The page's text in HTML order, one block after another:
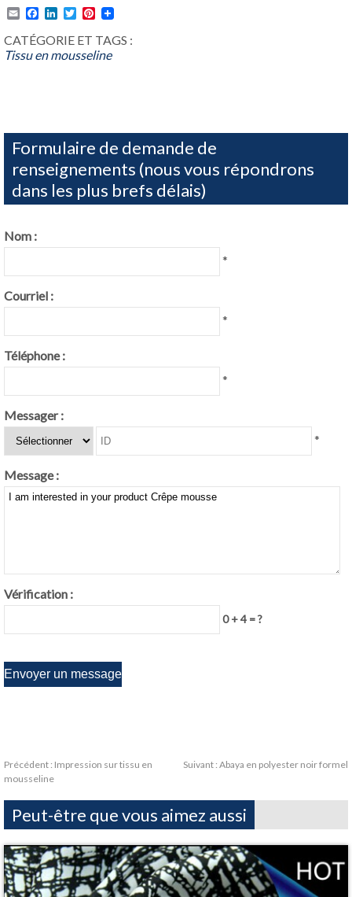
EmailFacebook
LinkedIn
TwitterPinterest
CATÉGORIE ET TAGS :
Tissu en mousseline
Formulaire de demande de
renseignements (nous vous répondrons
dans les plus brefs délais)
Nom :
*
Courriel :
*
Téléphone :
*
Messager :
*
Message :
Vérification :
0 + 4 = ?
Précédent : Impression sur tissu en
mousseline
Suivant : Abaya en polyester noir formel
Peut-être que vous aimez aussi